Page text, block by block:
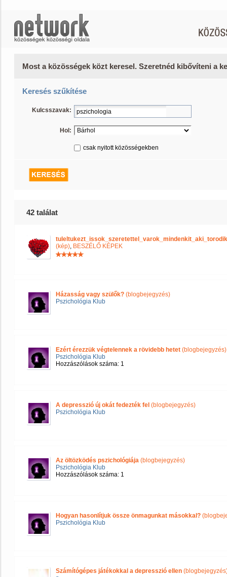
Most a közösségek közt keresel. Szeretnéd kibővíteni a
Keresés szűkítése
Kulcsszavak:
Hol:
csak nyitott közösségekben
42 találat
(kép), BESZÉLŐ KÉPEK
Házasság vagy szülők? (blogbejegyzés)
Pszichológia Klub
Ezért érezzük végtelennek a rövidebb hetet (blogbejegyzés)
Pszichológia Klub
Hozzászólások száma: 1
A depresszió új okát fedezték fel (blogbejegyzés)
Pszichológia Klub
Az öltözködés pszichológiája (blogbejegyzés)
Pszichológia Klub
Hozzászólások száma: 1
Hogyan hasonlítjuk össze önmagunkat másokkal?
Pszichológia Klub
Számítógépes játékokkal a depresszió ellen